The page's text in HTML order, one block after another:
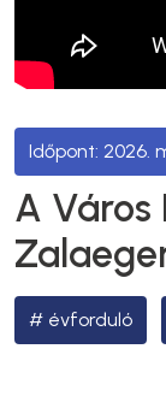
2026.
A Város
évforduló